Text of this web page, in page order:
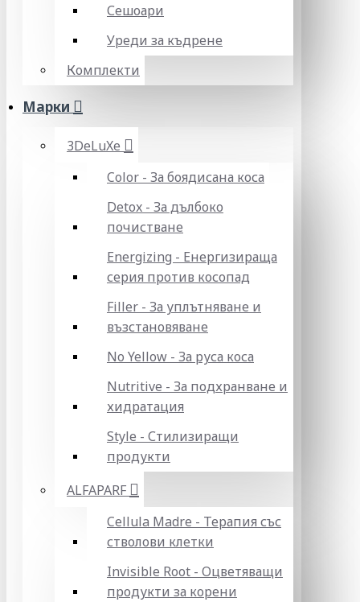
Сешоари
Уреди за къдрене
Комплекти
Марки
3DeLuXe
Color - За боядисана коса
Detox - За дълбоко
почистване
Energizing - Енергизираща
серия против косопад
Filler - За уплътняване и
възстановяване
No Yellow - За руса коса
Nutritive - За подхранване и
хидратация
Style - Стилизиращи
продукти
ALFAPARF
Cellula Madre - Терапия със
стволови клетки
Invisible Root - Оцветяващи
продукти за корени